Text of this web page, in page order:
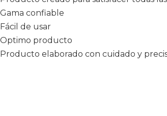
Gama confiable
Fácil de usar
Optimo producto
Producto elaborado con cuidado y